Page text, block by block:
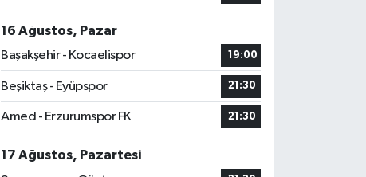
16 Ağustos, Pazar
Başakşehir - Kocaelispor
19:00
Beşiktaş - Eyüpspor 21:30
Amed - Erzurumspor FK 21:30
17 Ağustos, Pazartesi